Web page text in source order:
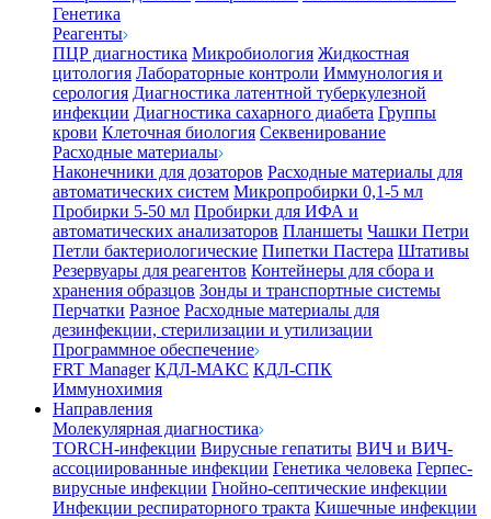
Генетика
Реагенты
ПЦР диагностика Микробиология Жидкостная
цитология Лабораторные контроли Иммунология и
серология Диагностика латентной туберкулезной
инфекции Диагностика сахарного диабета Группы
крови Клеточная биология Секвенирование
Расходные материалы
Наконечники для дозаторов Расходные материалы для
автоматических систем Микропробирки 0,1-5 мл
Пробирки 5-50 мл Пробирки для ИФА и
автоматических анализаторов Планшеты Чашки Петри
Петли бактериологические Пипетки Пастера Штативы
Резервуары для реагентов Контейнеры для сбора и
хранения образцов Зонды и транспортные системы
Перчатки Разное Расходные материалы для
дезинфекции, стерилизации и утилизации
Программное обеспечение
FRT Manager КДЛ-МАКС КДЛ-СПК
Иммунохимия
Направления
Молекулярная диагностика
TORCH-инфекции Вирусные гепатиты ВИЧ и ВИЧ-
ассоциированные инфекции Генетика человека Герпес-
вирусные инфекции Гнойно-септические инфекции
Инфекции респираторного тракта Кишечные инфекции